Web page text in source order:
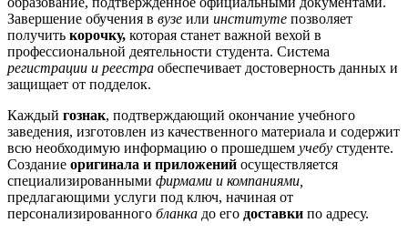
Завершение обучения в вузе или институте позволяет
получить корочку, которая станет важной вехой в
профессиональной деятельности студента. Система
регистрации и реестра обеспечивает достоверность данных и
защищает от подделок.
Каждый гознак, подтверждающий окончание учебного
заведения, изготовлен из качественного материала и содержит
всю необходимую информацию о прошедшем учебу студенте.
Создание оригинала и приложений осуществляется
специализированными фирмами и компаниями,
предлагающими услуги под ключ, начиная от
персонализированного бланка до его доставки по адресу.